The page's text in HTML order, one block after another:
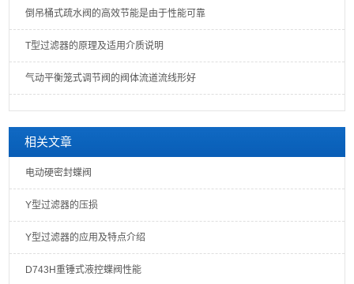
倒吊桶式疏水阀的高效节能是由于性能可靠
T型过滤器的原理及适用介质说明
气动平衡笼式调节阀的阀体流道流线形好
相关文章
电动硬密封蝶阀
Y型过滤器的压损
Y型过滤器的应用及特点介绍
D743H重锤式液控蝶阀性能